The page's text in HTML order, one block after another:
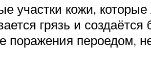
участки кожи,
грязь и
поражения пероедом,